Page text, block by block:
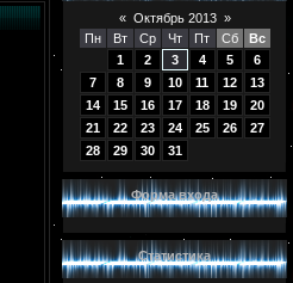
« Октябрь 2013 »
Пн
Вт Ср Чт Пт Сб
Вс
1
2 3 4 5
6
7
8 9 10 11 12
13
14
15 16 17 18 19
20
21
22 23 24 25 26
27
28
29 30 31
Форма входа
Статистика